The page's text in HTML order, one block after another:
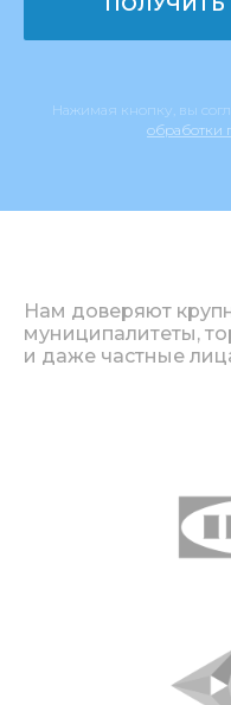
Нажимая кнопку, вы
обработки
Нам доверяют
муниципалитеты,
и даже частные